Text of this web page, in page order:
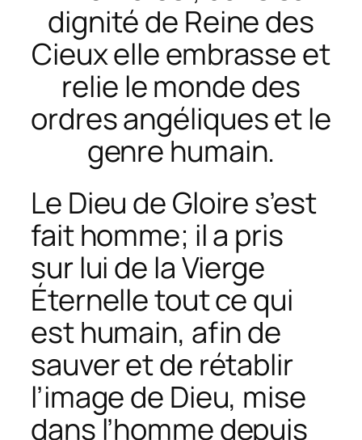
dignité de Reine des
Cieux elle embrasse et
relie le monde des
ordres angéliques et le
genre humain.
Le Dieu de Gloire s’est
fait homme; il a pris
sur lui de la Vierge
Éternelle tout ce qui
est humain, afin de
sauver et de rétablir
l’image de Dieu, mise
dans l’homme depuis